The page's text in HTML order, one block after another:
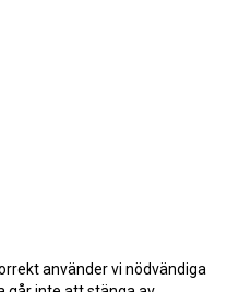
använder vi nödvändiga